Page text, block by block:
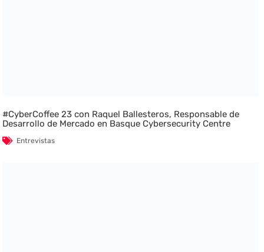
#CyberCoffee 23 con Raquel Ballesteros, Responsable de
Desarrollo de Mercado en Basque Cybersecurity Centre
Entrevistas